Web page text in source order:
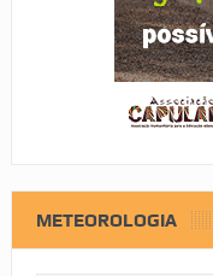
METEOROLOGIA